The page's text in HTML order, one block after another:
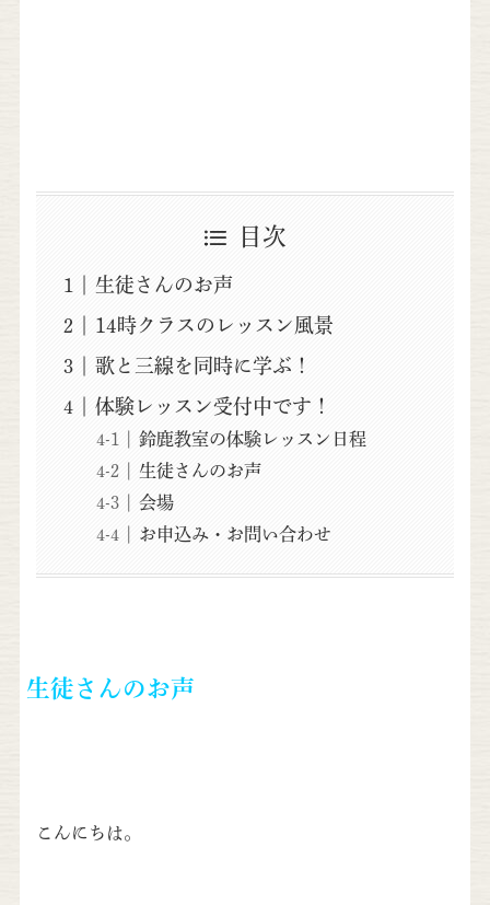
目次
生徒さんのお声
14時クラスのレッスン風景
歌と三線を同時に学ぶ！
体験レッスン受付中です！
鈴鹿教室の体験レッスン日程
生徒さんのお声
会場
お申込み・お問い合わせ
生徒さんのお声
こんにちは。